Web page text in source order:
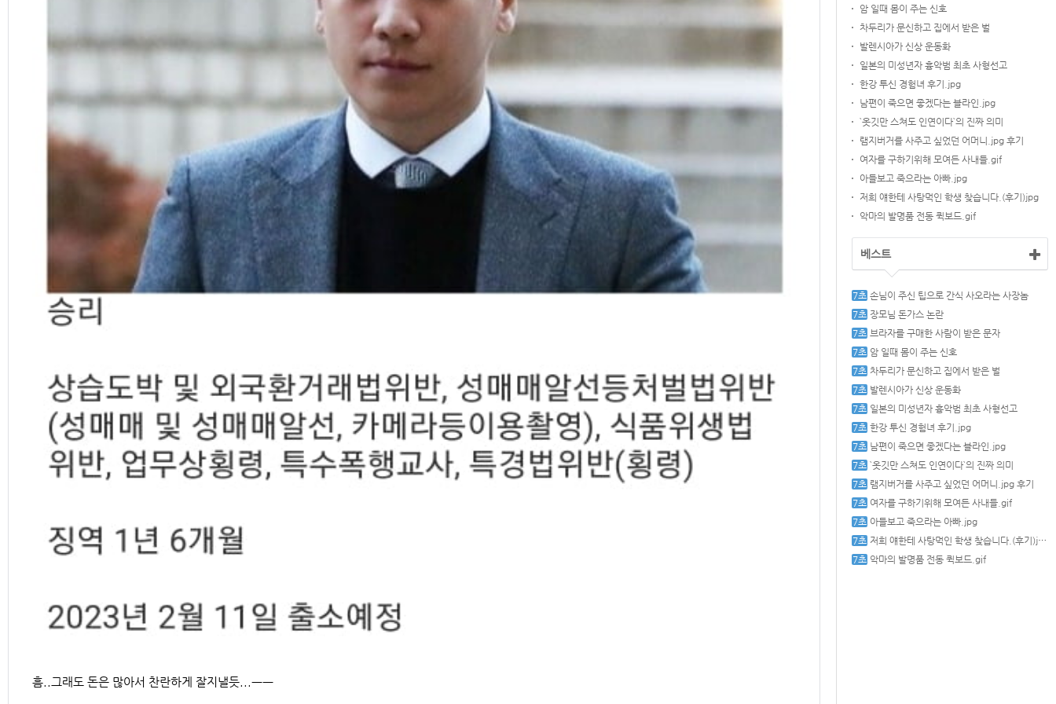
암 일때 몸이 주는 신호
차두리가 문신하고 집에서 받은 벌
발렌시아가 신상 운동화
일본의 미성년자 흉악범 최초 사형선고
한강 투신 경험녀 후기.jpg
남편이 죽으면 좋겠다는 블라인.jpg
`옷깃만 스쳐도 인연이다`의 진짜 의미
램지버거를 사주고 싶었던 어머니.jpg 후기
여자를 구하기위해 모여든 사내들.gif
아들보고 죽으라는 아빠.jpg
저희 얘한테 사탕먹인 학생 찾습니다.(후기)jpg
악마의 발명품 전동 퀵보드.gif
베스트
손님이 주신 팁으로 간식 사오라는 사장놈
장모님 돈가스 논란
브라자를 구매한 사람이 받은 문자
암 일때 몸이 주는 신호
차두리가 문신하고 집에서 받은 벌
발렌시아가 신상 운동화
일본의 미성년자 흉악범 최초 사형선고
한강 투신 경험녀 후기.jpg
남편이 죽으면 좋겠다는 블라인.jpg
`옷깃만 스쳐도 인연이다`의 진짜 의미
램지버거를 사주고 싶었던 어머니.jpg 후기
여자를 구하기위해 모여든 사내들.gif
아들보고 죽으라는 아빠.jpg
저희 얘한테 사탕먹인 학생 찾습니다.(후기)jpg
악마의 발명품 전동 퀵보드.gif
흠..그래도 돈은 많아서 찬란하게 잘지낼듯...ㅡㅡ